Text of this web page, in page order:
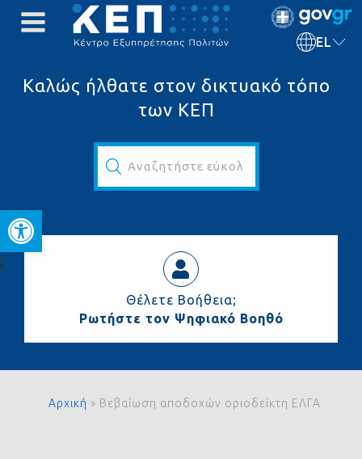
Ανοίξτε τη γραμμή
EL
Καλώς ήλθατε στον δικτυακό τόπο
των ΚΕΠ
Αναζητήστε εύκολα και γρήγορα...
Θέλετε Βοήθεια;
Ρωτήστε τον Ψηφιακό Βοηθό
Αρχική » Βεβαίωση αποδοχών οριοδείκτη ΕΛΓΑ